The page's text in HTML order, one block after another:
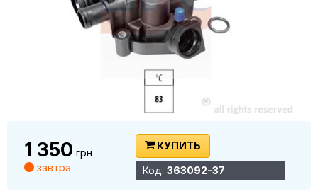
1 350 грн
завтра
КУПИТЬ
Код: 363092-37